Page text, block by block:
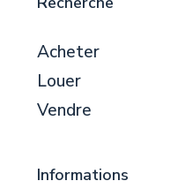
Acheter
Louer
Vendre
Informations